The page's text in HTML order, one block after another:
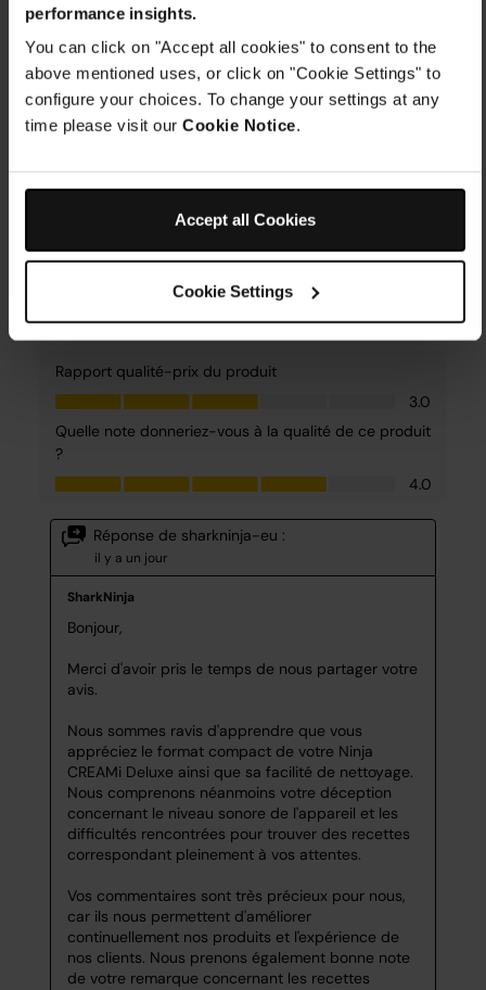
performance insights.
You can click on "Accept all cookies" to consent to the
above mentioned uses, or click on "Cookie Settings" to
configure your choices. To change your settings at any
time please visit our Cookie Notice.
Accept all Cookies
Cookie Settings